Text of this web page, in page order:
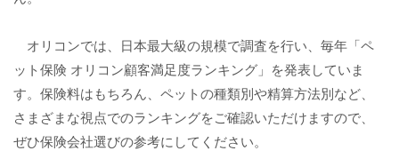
オリコンでは、日本最大級の規模で調査を行い、毎年「ペ
ット保険 オリコン顧客満足度ランキング」を発表していま
す。保険料はもちろん、ペットの種類別や精算方法別など、
さまざまな視点でのランキングをご確認いただけますので、
ぜひ保険会社選びの参考にしてください。